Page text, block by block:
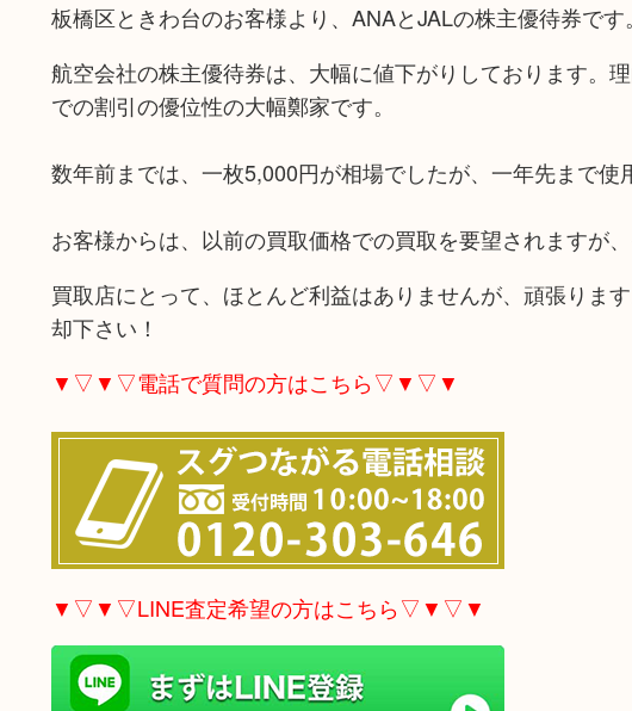
板橋区ときわ台のお客様より、ANAとJALの株主優待券です。
航空会社の株主優待券は、大幅に値下がりしております。
での割引の優位性の大幅鄭家です。
数年前までは、一枚5,000円が相場でしたが、一年先まで使
お客様からは、以前の買取価格での買取を要望されますが
買取店にとって、ほとんど利益はありませんが、頑張りま
却下さい！
▼▽▼▽電話で質問の方はこちら▽▼▽▼
▼▽▼▽LINE査定希望の方はこちら▽▼▽▼